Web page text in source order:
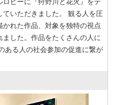
いただきました。 観る人を圧
れた作品、対象を独特の視点
した。作品をたくさんの人に
ある人の社会参加の促進に繋が